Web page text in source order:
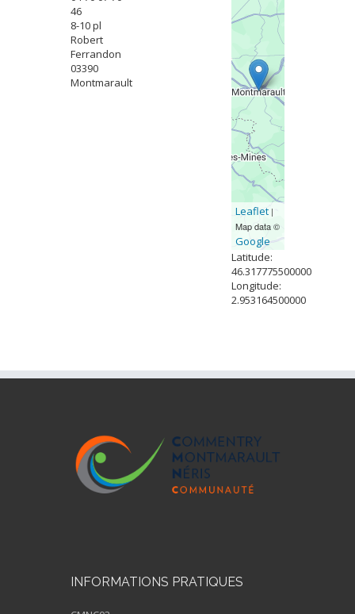
46
8-10 pl
Robert
Ferrandon
03390
Montmarault
Leaflet|
Map data ©
Google
Latitude:
46.317775500000
Longitude:
2.953164500000
INFORMATIONS PRATIQUES